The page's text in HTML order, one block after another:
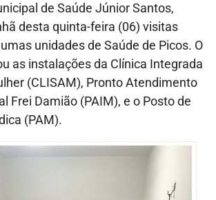
de Saúde Júnior Santos,
desta quinta-feira (06) visitas
unidades de Saúde de Picos. O
as instalações da Clínica Integrada
(CLISAM), Pronto Atendimento
Frei Damião (PAIM), e o Posto de
(PAM).